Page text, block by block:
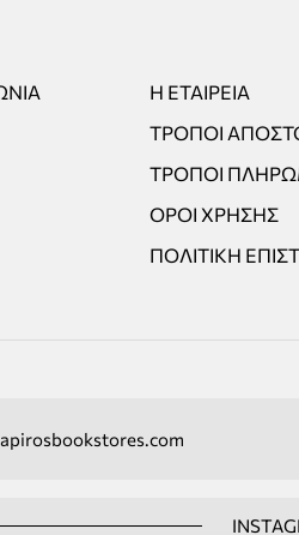
Η ΕΤΑΙΡΕΊΑ
ΤΡΌΠΟΙ
ΤΡΌΠΟΙ
ΌΡΟΙ ΧΡΉΣΗΣ
ΠΟΛΙΤΙΚΉ